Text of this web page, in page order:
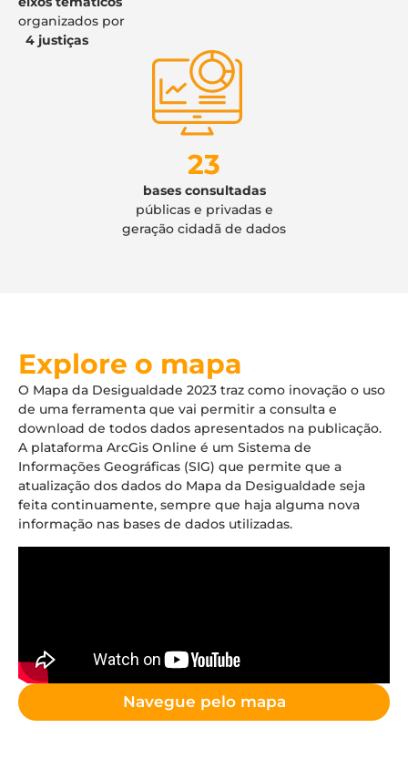
organizados por
4 justiças
23
bases consultadas
públicas e privadas e
geração cidadã de dados
Explore o mapa
O Mapa da Desigualdade 2023 traz como inovação o uso
de uma ferramenta que vai permitir a consulta e
download de todos dados apresentados na publicação.
A plataforma ArcGis Online é um Sistema de
Informações Geográficas (SIG) que permite que a
atualização dos dados do Mapa da Desigualdade seja
feita continuamente, sempre que haja alguma nova
informação nas bases de dados utilizadas.
Navegue pelo mapa